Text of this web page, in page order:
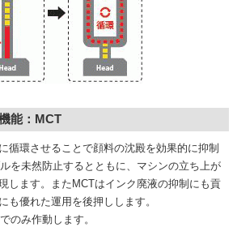
能：MCT
循環させることで顔料の沈殿を効果的に抑制
を未然防止するとともに、マシンの立ち上が
します。またMCTはインク廃液の抑制にも貢
も優れた運用を後押しします。
のみ作動します。